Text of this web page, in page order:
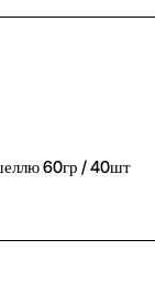
60гр / 40шт